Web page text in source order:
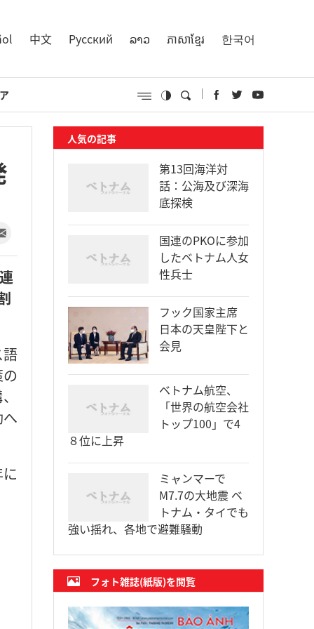
中文 Русский ລາວ ភាសាខ្មែរ 한국어
人気の記事
第13回海洋対
話：公海及び深海
底探検
国連のPKOに参加
したベトナム人女
性兵士
フック国家主席
日本の天皇陛下と
会見
ベトナム航空、
「世界の航空会社
トップ100」で4
８位に上昇
ミャンマーで
M7.7の大地震 ベ
トナム・タイでも
強い揺れ、各地で避難騒動
フォト雑誌(紙版)を閲覧